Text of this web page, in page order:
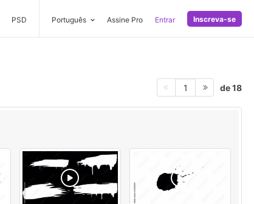
PSD Português Assine Pro Entrar Inscreva-se
1 de 18